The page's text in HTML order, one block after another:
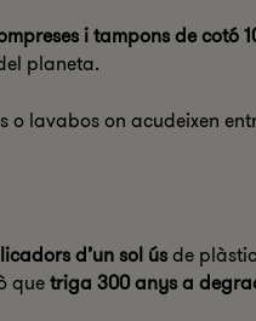
i tampons de cotó
planeta.
lavabos on acudeixen
d’un sol úsde
quetriga 300 anys a